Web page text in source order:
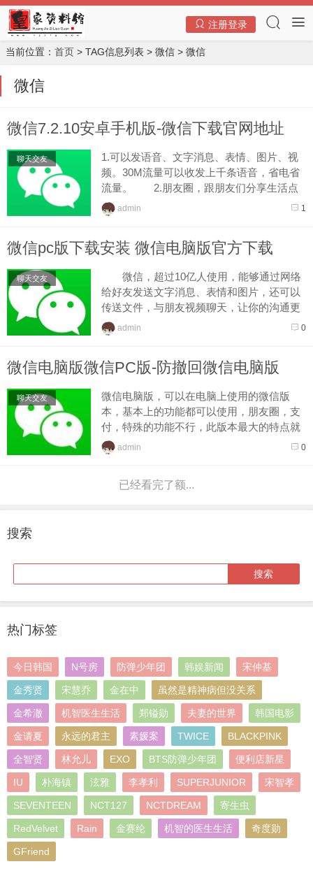
注册登录
当前位置： 首页 > TAG信息列表 > 微信 > 微信
微信
微信7.2.10安卓手机版-微信下载官网地址
聊天交友
1.可以发语音、文字消息、表情、图片、视
频。30M流量可以收发上千条语音，省电省
流量。 2.朋友圈，跟朋友们分享生活点
滴。 3.摇一摇、查看附近的人，世界不
再有陌生人...
1
admin
微信pc版下载安装 微信电脑版官方下载
聊天交友
微信，超过10亿人使用，能够通过网络
给好友发送文字消息、表情和图片，还可以
传送文件，与朋友视频聊天，让你的沟通更
方便。并提供有多种语言界面。 该版本
主要更新如下： 新...
0
admin
微信电脑版微信PC版-防撤回微信电脑版
聊天交友
微信电脑版，可以在电脑上使用的微信版
本，基本上的功能都可以使用，朋友圈，支
付，特殊的功能不行，此版本最大的特点就
是可以多开，你可以在电脑上登录N个微信
号，做微商的喜欢。第二就是...
0
admin
已经看完了额...
搜索
热门标签
今日韩国 N号房 防弹少年团 韩娱新闻 宋仲基
金秀贤 宋慧乔 金在中 虽然是精神病但没关系
金希澈 机智医生生活 郑镒勋 夫妻的世界 韩国电影
金请夏 永远的君主 素媛案 TWICE BLACKPINK
全智贤 林允儿 EXO BTS防弹少年团 便利店新星
IU 朴海镇 泫雅 李孝利 SUPERJUNIOR 宋智孝
SEVENTEEN NCT127 NCTDREAM 寄生虫
RedVelvet Rain 金赛纶 机智的医生生活 奇度勋
GFriend